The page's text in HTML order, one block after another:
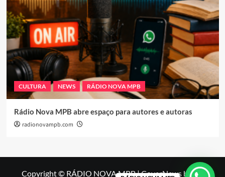
CULTURA NEWS RÁDIO NOVA MPB
Rádio Nova MPB abre espaço para autores e autoras
radionovampb.com
Copyright © RÁDIO NOVA MPB|CoverNews by AF